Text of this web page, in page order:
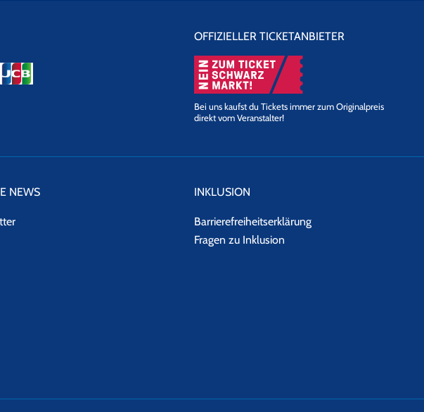
OFFIZIELLER TICKETANBIETER
Bei uns kaufst du Tickets immer zum Originalpreis
direkt vom Veranstalter!
NEWS INKLUSION
Barrierefreiheitserklärung
Fragen zu Inklusion